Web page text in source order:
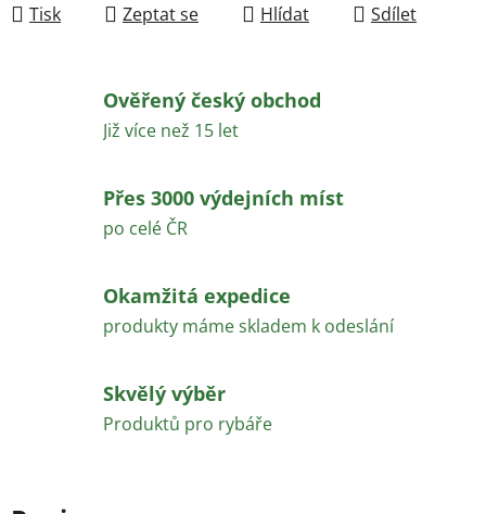
Tisk Zeptat se Hlídat Sdílet
Ověřený český obchod
Již více než 15 let
Přes 3000 výdejních míst
po celé ČR
Okamžitá expedice
produkty máme skladem k odeslání
Skvělý výběr
Produktů pro rybáře